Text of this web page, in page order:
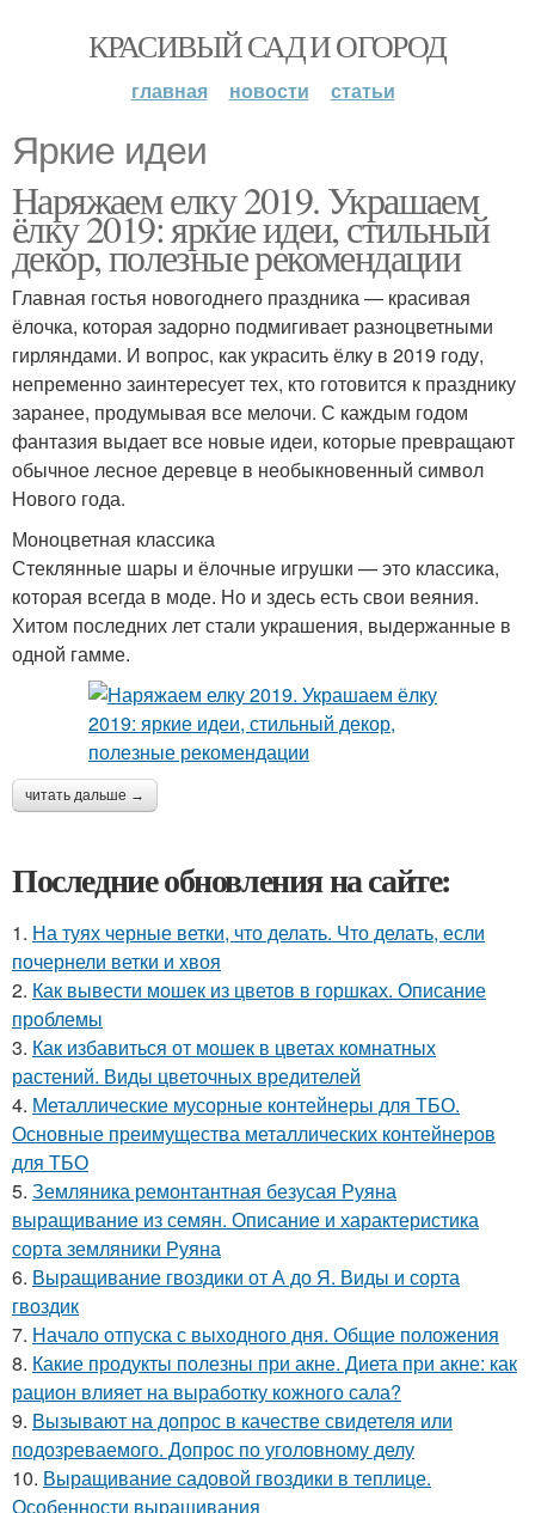
КРАСИВЫЙ САД И ОГОРОД
главная новости статьи
Яркие идеи
Наряжаем елку 2019. Украшаем
ёлку 2019: яркие идеи, стильный
декор, полезные рекомендации
Главная гостья новогоднего праздника — красивая
ёлочка, которая задорно подмигивает разноцветными
гирляндами. И вопрос, как украсить ёлку в 2019 году,
непременно заинтересует тех, кто готовится к празднику
заранее, продумывая все мелочи. С каждым годом
фантазия выдает все новые идеи, которые превращают
обычное лесное деревце в необыкновенный символ
Нового года.
Моноцветная классика
Стеклянные шары и ёлочные игрушки — это классика,
которая всегда в моде. Но и здесь есть свои веяния.
Хитом последних лет стали украшения, выдержанные в
одной гамме.
читать дальше →
Последние обновления на сайте:
1. На туях черные ветки, что делать. Что делать, если
почернели ветки и хвоя
2. Как вывести мошек из цветов в горшках. Описание
проблемы
3. Как избавиться от мошек в цветах комнатных
растений. Виды цветочных вредителей
4. Металлические мусорные контейнеры для ТБО.
Основные преимущества металлических контейнеров
для ТБО
5. Земляника ремонтантная безусая Руяна
выращивание из семян. Описание и характеристика
сорта земляники Руяна
6. Выращивание гвоздики от А до Я. Виды и сорта
гвоздик
7. Начало отпуска с выходного дня. Общие положения
8. Какие продукты полезны при акне. Диета при акне: как
рацион влияет на выработку кожного сала?
9. Вызывают на допрос в качестве свидетеля или
подозреваемого. Допрос по уголовному делу
10. Выращивание садовой гвоздики в теплице.
Особенности выращивания